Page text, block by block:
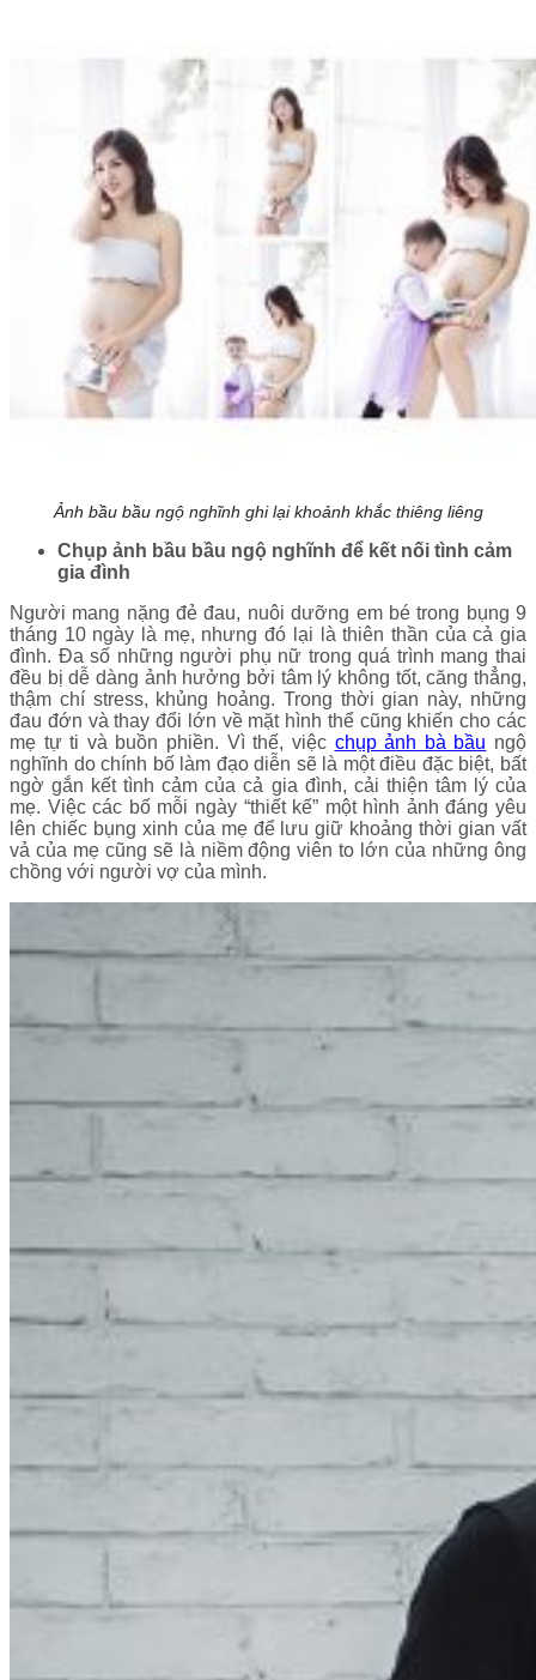
Ảnh bầu bầu ngộ nghĩnh ghi lại khoảnh khắc thiêng liêng
Chụp ảnh bầu bầu ngộ nghĩnh để kết nối tình cảm
gia đình
Người mang nặng đẻ đau, nuôi dưỡng em bé trong bụng 9
tháng 10 ngày là mẹ, nhưng đó lại là thiên thần của cả gia
đình. Đa số những người phụ nữ trong quá trình mang thai
đều bị dễ dàng ảnh hưởng bởi tâm lý không tốt, căng thẳng,
thậm chí stress, khủng hoảng. Trong thời gian này, những
đau đớn và thay đổi lớn về mặt hình thể cũng khiến cho các
mẹ tự ti và buồn phiền. Vì thế, việc chụp ảnh bà bầu ngộ
nghĩnh do chính bố làm đạo diễn sẽ là một điều đặc biệt, bất
ngờ gắn kết tình cảm của cả gia đình, cải thiện tâm lý của
mẹ. Việc các bố mỗi ngày “thiết kế” một hình ảnh đáng yêu
lên chiếc bụng xinh của mẹ để lưu giữ khoảng thời gian vất
vả của mẹ cũng sẽ là niềm động viên to lớn của những ông
chồng với người vợ của mình.